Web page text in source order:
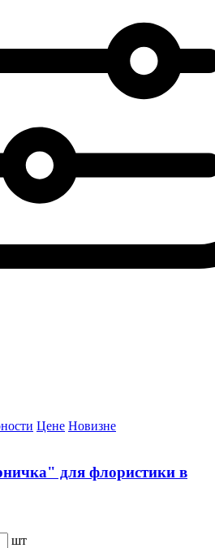
Цене Новизне
для флористики в
шт